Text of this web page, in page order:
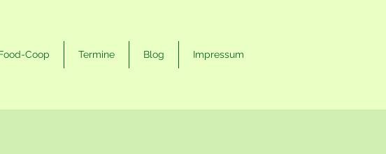
Coop Termine Blog Impressum